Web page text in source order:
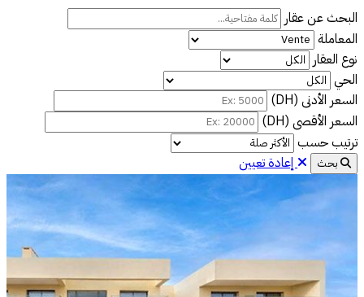
البحث عن عقار
المعاملة
نوع العقار
الحي
السعر الأدنى (DH)
السعر الأقصى (DH)
ترتيب حسب
بحث إعادة تعيين